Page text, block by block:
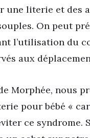
une literie et des
On peut
l’utilisation du
aux
Morphée, nous
pour bébé «
ce syndrome.